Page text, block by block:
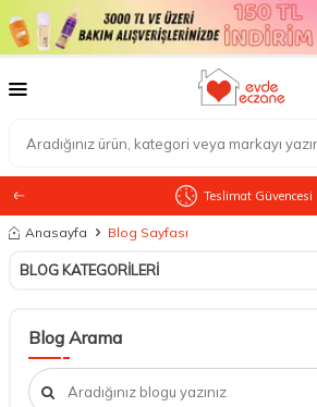
Teslimat Güvencesi
Anasayfa Blog Sayfası
BLOG KATEGORILERI
Blog Arama